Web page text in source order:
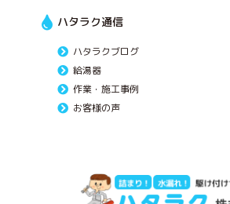
ハタラク通信
ハタラクブログ
給湯器
作業・施工事例
お客様の声